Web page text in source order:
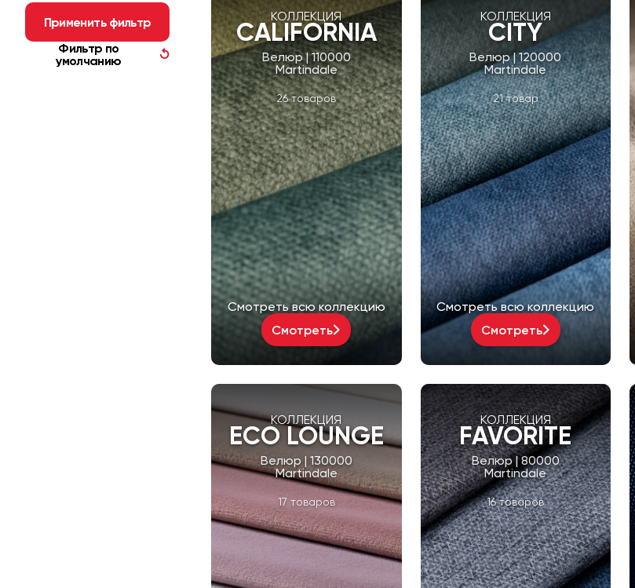
Применить фильтр
Фильтр по
умолчанию
↺
КОЛЛЕКЦИЯ
CALIFORNIA
Велюр | 110000
Martindale
26 товаров
Смотреть всю коллекцию
Смотреть
КОЛЛЕКЦИЯ
CITY
Велюр | 120000
Martindale
21 товар
Смотреть всю коллекцию
Смотреть
КОЛЛЕКЦИЯ
ECO LOUNGE
Велюр | 130000
Martindale
17 товаров
КОЛЛЕКЦИЯ
FAVORITE
Велюр | 80000
Martindale
16 товаров